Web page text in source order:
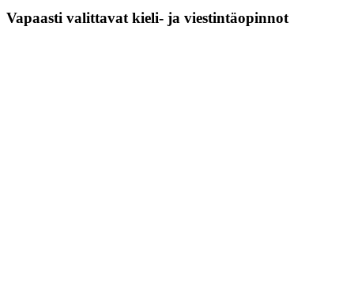
Vapaasti valittavat kieli- ja viestintäopinnot